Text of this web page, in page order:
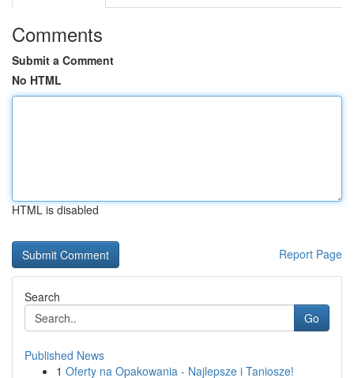
Comments
Submit a Comment
No HTML
HTML is disabled
Report Page
Search
Go
Published News
1 Oferty na Opakowania - Najlepsze i Taniosze!